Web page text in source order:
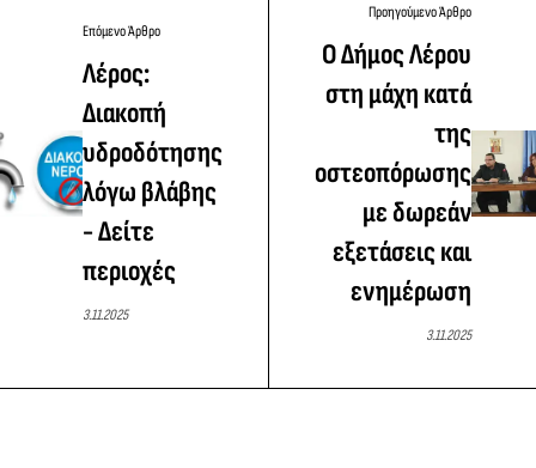
Επόμενο Άρθρο
Λέρος:
Διακοπή
υδροδότησης
λόγω βλάβης
- Δείτε
περιοχές
3.11.2025
Προηγούμενο Άρθρο
Ο Δήμος Λέρου
στη μάχη κατά
της
οστεοπόρωσης
με δωρεάν
εξετάσεις και
ενημέρωση
3.11.2025